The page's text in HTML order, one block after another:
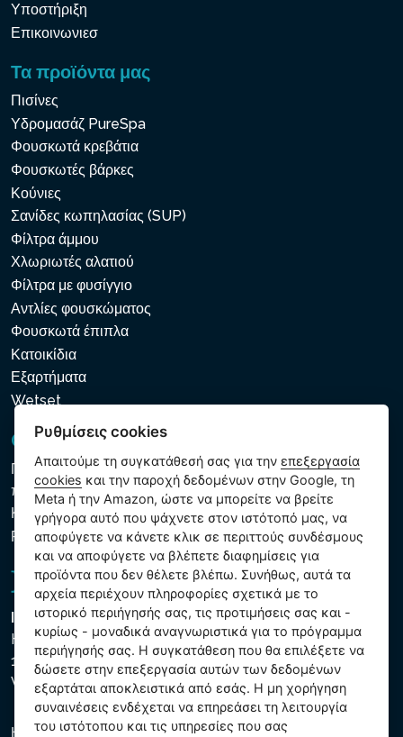
Ελαχιστοποίηση
Υποστήριξη
Επικοινωνιεσ
Τα προϊόντα μας
Πισίνες
Υδρομασάζ PureSpa
Φουσκωτά κρεβάτια
Φουσκωτές βάρκες
Κούνιες
Σανίδες κωπηλασίας (SUP)
Φίλτρα άμμου
Χλωριωτές αλατιού
Φίλτρα με φυσίγγιο
Αντλίες φουσκώματος
Φουσκωτά έπιπλα
Κατοικίδια
Εξαρτήματα
Wetset
GDPR και Cookies
Πολιτική προστασίας προσωπικών και λοιπών δεδομένων
που υποβάλλονται σε επεξεργασία
Κανόνες χρήσης των αρχείων cookie
Ρυθμίσεις cookies
Intex Trading, s.r.o.
Hradecká 2526/3
130 00 Praha 3
Vinohrady - Česká republika
Η εταιρεία είναι εγγεγραμμένη στο Δημοτικό Δικαστήριο της
Ρυθμίσεις cookies
Απαιτούμε τη συγκατάθεσή σας για τηνεπεξεργασία
cookies και την παροχή δεδομένων στην Google, τη
Meta ή την Amazon, ώστε να μπορείτε να βρείτε
γρήγορα αυτό που ψάχνετε στον ιστότοπό μας, να
αποφύγετε να κάνετε κλικ σε περιττούς συνδέσμους
και να αποφύγετε να βλέπετε διαφημίσεις για
προϊόντα που δεν θέλετε βλέπω. Συνήθως, αυτά τα
αρχεία περιέχουν πληροφορίες σχετικά με το
ιστορικό περιήγησής σας, τις προτιμήσεις σας και -
κυρίως - μοναδικά αναγνωριστικά για το πρόγραμμα
περιήγησής σας. Η συγκατάθεση που θα επιλέξετε να
δώσετε στην επεξεργασία αυτών των δεδομένων
εξαρτάται αποκλειστικά από εσάς. Η μη χορήγηση
συναινέσεις ενδέχεται να επηρεάσει τη λειτουργία
του ιστότοπου και τις υπηρεσίες που σας